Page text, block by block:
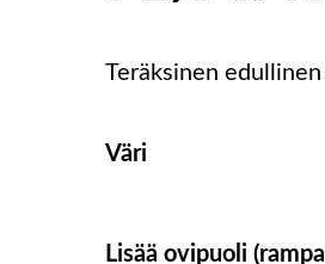
Teräksinen
Väri
Lisää ovipuoli